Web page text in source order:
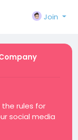
Join
rules for
social media